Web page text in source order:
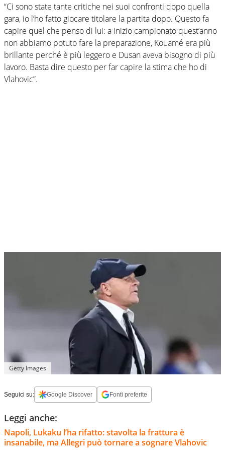
“Ci sono state tante critiche nei suoi confronti dopo quella
gara, io l’ho fatto giocare titolare la partita dopo. Questo fa
capire quel che penso di lui: a inizio campionato quest’anno
non abbiamo potuto fare la preparazione, Kouamé era più
brillante perché è più leggero e Dusan aveva bisogno di più
lavoro. Basta dire questo per far capire la stima che ho di
Vlahovic”.
Getty Images
Seguici su: Google Discover Fonti preferite
Leggi anche:
Napoli, Lukaku l’ha rifatto: stavolta la frattura è
insanabile, ma Allegri può tornare a sognare Vlahovic